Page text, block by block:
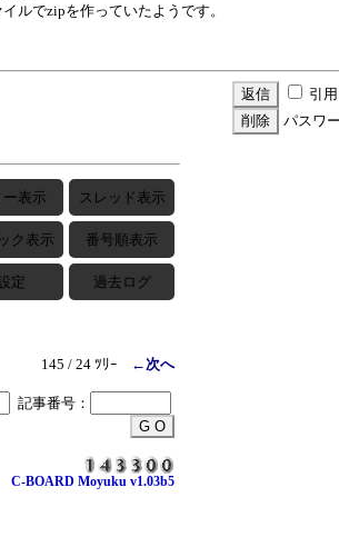
ルでzipを作っていたようです。
引
パスワ
ー表示 スレッド表示
ク表示 番号順表示
定 過去ログ
145 / 24 ﾂﾘｰ ←次へ
記事番号：
C-BOARD Moyuku v1.03b5